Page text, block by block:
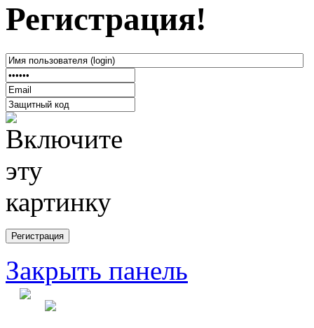
Регистрация!
Закрыть панель